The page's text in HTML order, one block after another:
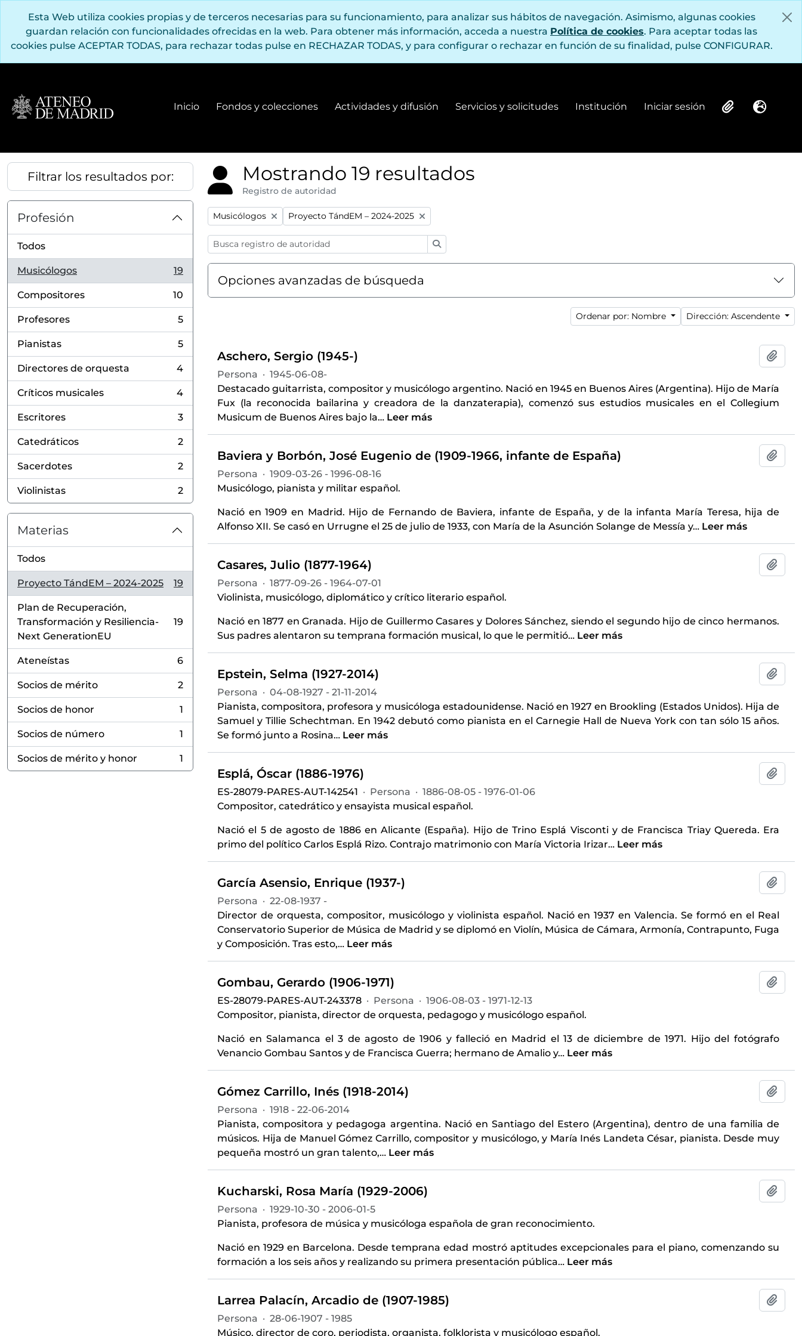
Esta Web utiliza cookies propias y de terceros necesarias para su funcionamiento, para analizar sus hábitos de navegación. Asimismo, algunas cookies
guardan relación con funcionalidades ofrecidas en la web. Para obtener más información, acceda a nuestra Política de cookies. Para aceptar todas las
cookies pulse ACEPTAR TODAS, para rechazar todas pulse en RECHAZAR TODAS, y para configurar o rechazar en función de su finalidad, pulse CONFIGURAR.
Inicio Fondos y colecciones
Fondos y colecciones
Actividades y difusión
Actividades y difusión
Servicios y solicitudes Institución
Institución
Iniciar sesión
Iniciar sesión ClipboardIdioma
Filtrar los resultados por:
Profesión
Todos
Musicólogos
, 19 resultados
19
Compositores
, 10 resultados
10
Profesores
, 5 resultados
5
Pianistas
, 5 resultados
5
Directores de orquesta
, 4 resultados
4
Críticos musicales
, 4 resultados
4
Escritores
, 3 resultados
3
Catedráticos
, 2 resultados
2
Sacerdotes
, 2 resultados
2
Violinistas
, 2 resultados
2
Materias
Todos
Proyecto TándEM – 2024-2025
, 19 resultados
19
Plan de Recuperación,
Transformación y Resiliencia-
Next GenerationEU
, 19 resultados
19
Ateneístas
, 6 resultados
6
Socios de mérito
, 2 resultados
2
Socios de honor
, 1 resultados
1
Socios de número
, 1 resultados
1
Socios de mérito y honor
, 1 resultados
1
Mostrando 19 resultados
Registro de autoridad
Remove filter:
Musicólogos Remove filter:
Proyecto TándEM – 2024-2025
Opciones avanzadas de búsqueda
Ordenar por: Nombre Dirección: Ascendente
Aschero, Sergio (1945-)
Persona · 1945-06-08-
Destacado guitarrista, compositor y musicólogo argentino. Nació en 1945 en Buenos Aires (Argentina). Hijo de María
Fux (la reconocida bailarina y creadora de la danzaterapia), comenzó sus estudios musicales en el Collegium
Musicum de Buenos Aires bajo la… Leer más
Baviera y Borbón, José Eugenio de (1909-1966, infante de España)
Persona · 1909-03-26 - 1996-08-16
Musicólogo, pianista y militar español.
Nació en 1909 en Madrid. Hijo de Fernando de Baviera, infante de España, y de la infanta María Teresa, hija de
Alfonso XII. Se casó en Urrugne el 25 de julio de 1933, con María de la Asunción Solange de Messía y… Leer más
Casares, Julio (1877-1964)
Persona · 1877-09-26 - 1964-07-01
Violinista, musicólogo, diplomático y crítico literario español.
Nació en 1877 en Granada. Hijo de Guillermo Casares y Dolores Sánchez, siendo el segundo hijo de cinco hermanos.
Sus padres alentaron su temprana formación musical, lo que le permitió… Leer más
Epstein, Selma (1927-2014)
Persona · 04-08-1927 - 21-11-2014
Pianista, compositora, profesora y musicóloga estadounidense. Nació en 1927 en Brookling (Estados Unidos). Hija de
Samuel y Tillie Schechtman. En 1942 debutó como pianista en el Carnegie Hall de Nueva York con tan sólo 15 años.
Se formó junto a Rosina… Leer más
Esplá, Óscar (1886-1976)
ES-28079-PARES-AUT-142541 · Persona · 1886-08-05 - 1976-01-06
Compositor, catedrático y ensayista musical español.
Nació el 5 de agosto de 1886 en Alicante (España). Hijo de Trino Esplá Visconti y de Francisca Triay Quereda. Era
primo del político Carlos Esplá Rizo. Contrajo matrimonio con María Victoria Irizar… Leer más
García Asensio, Enrique (1937-)
Persona · 22-08-1937 -
Director de orquesta, compositor, musicólogo y violinista español. Nació en 1937 en Valencia. Se formó en el Real
Conservatorio Superior de Música de Madrid y se diplomó en Violín, Música de Cámara, Armonía, Contrapunto, Fuga
y Composición. Tras esto,… Leer más
Gombau, Gerardo (1906-1971)
ES-28079-PARES-AUT-243378 · Persona · 1906-08-03 - 1971-12-13
Compositor, pianista, director de orquesta, pedagogo y musicólogo español.
Nació en Salamanca el 3 de agosto de 1906 y falleció en Madrid el 13 de diciembre de 1971. Hijo del fotógrafo
Venancio Gombau Santos y de Francisca Guerra; hermano de Amalio y… Leer más
Gómez Carrillo, Inés (1918-2014)
Persona · 1918 - 22-06-2014
Pianista, compositora y pedagoga argentina. Nació en Santiago del Estero (Argentina), dentro de una familia de
músicos. Hija de Manuel Gómez Carrillo, compositor y musicólogo, y María Inés Landeta César, pianista. Desde muy
pequeña mostró un gran talento,… Leer más
Kucharski, Rosa María (1929-2006)
Persona · 1929-10-30 - 2006-01-5
Pianista, profesora de música y musicóloga española de gran reconocimiento.
Nació en 1929 en Barcelona. Desde temprana edad mostró aptitudes excepcionales para el piano, comenzando su
formación a los seis años y realizando su primera presentación pública… Leer más
Larrea Palacín, Arcadio de (1907-1985)
Persona · 28-06-1907 - 1985
Músico, director de coro, periodista, organista, folklorista y musicólogo español.